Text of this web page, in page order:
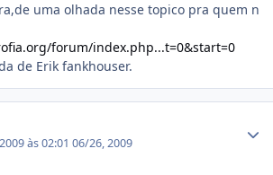
uma olhada nesse topico pra quem n
forum/index.php...t=0&start=0
de Erik fankhouser.
às 02:0106/26, 2009